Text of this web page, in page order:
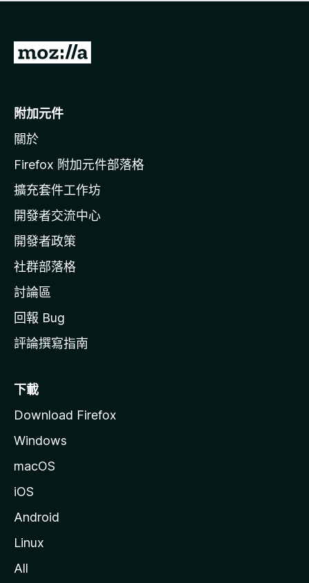
有
前
o
i
l
a
官
網
附加元件
關於
Firefox 附加元件部落格
擴充套件工作坊
開發者交流中心
開發者政策
社群部落格
討論區
回報 Bug
評論撰寫指南
下載
Download Firefox
Windows
macOS
iOS
Android
Linux
All